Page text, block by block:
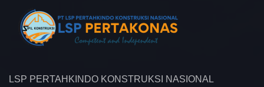
LSP PERTAHKINDO KONSTRUKSI NASIONAL